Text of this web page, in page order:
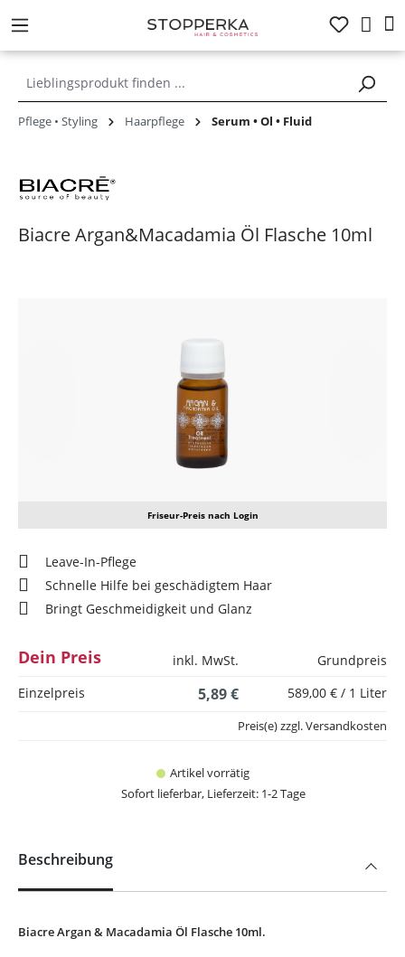
springen
Pflege • Styling Haarpflege Serum • Öl • Fluid
Biacre Argan&Macadamia Öl Flasche 10ml
Friseur-Preis nach Login
Leave-In-Pflege
Schnelle Hilfe bei geschädigtem Haar
Bringt Geschmeidigkeit und Glanz
Dein Preis inkl. MwSt.
Grundpreis
Einzelpreis
5,89 € 589,00 € / 1 Liter
Artikel vorrätig
Sofort lieferbar, Lieferzeit: 1-2 Tage
Preis(e) zzgl. Versandkosten
Beschreibung
Biacre Argan & Macadamia Öl Flasche 10ml.